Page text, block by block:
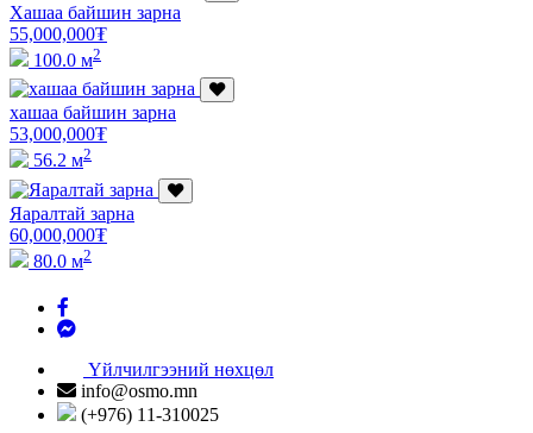
Хашаа байшин зарна
55,000,000₮
100.0 м2
хашаа байшин зарна
53,000,000₮
56.2 м2
Яаралтай зарна
60,000,000₮
80.0 м2
Үйлчилгээний нөхцөл
info@osmo.mn
(+976) 11-310025